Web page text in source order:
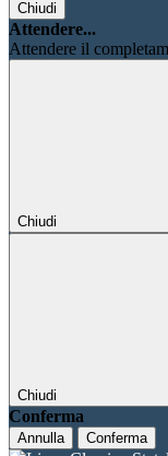
Chiudi
Attendere...
Attendere il
Chiudi
Chiudi
Conferma
Annulla Conferma